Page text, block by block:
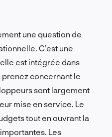
une question de
C’est une
est intégrée dans
concernant le
sont largement
mise en service. Le
tout en ouvrant la
Les